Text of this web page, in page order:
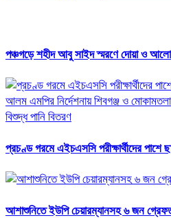
পঞ্চগড়ে শহীদ আবু সাইদ স্মরণে দোয়া ও
প্রচণ্ড গরমে এইচএসসি পরীক্ষার্থীদের পাশে
আশাশুনিতে ইউপি চেয়ারম্যানসহ ৬ জন